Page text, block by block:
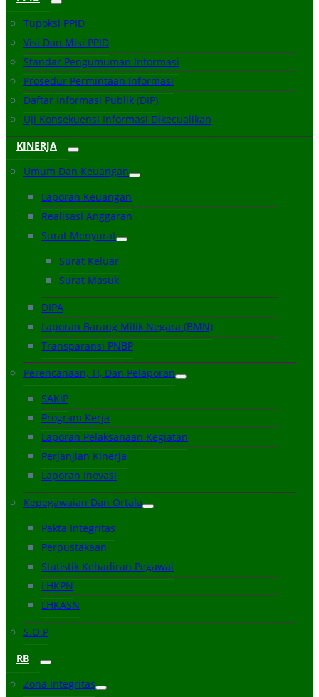
Tupoksi PPID
Visi Dan Misi PPID
Standar Pengumuman Informasi
Prosedur Permintaan Informasi
Daftar Informasi Publik (DIP)
Uji Konsekuensi Informasi Dikecualikan
KINERJA
Umum Dan Keuangan
Laporan Keuangan
Realisasi Anggaran
Surat Menyurat
Surat Keluar
Surat Masuk
DIPA
Laporan Barang Milik Negara (BMN)
Transparansi PNBP
Perencanaan, TI, Dan Pelaporan
SAKIP
Program Kerja
Laporan Pelaksanaan Kegiatan
Perjanjian Kinerja
Laporan Inovasi
Kepegawaian Dan Ortala
Pakta Integritas
Perpustakaan
Statistik Kehadiran Pegawai
LHKPN
LHKASN
S.O.P
RB
Zona Integritas